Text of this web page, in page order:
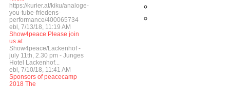
https://kurier.at/kiku/analoge-
you-tube-friedens-
performance/400065734
ebl, 7/13/18, 11:19 AM
Show4peace Please join
us at
Show4peace/Lackenhof -
july 11th, 2.30 pm - Junges
Hotel Lackenhof...
ebl, 7/10/18, 11:41 AM
Sponsors of peacecamp
2018 The